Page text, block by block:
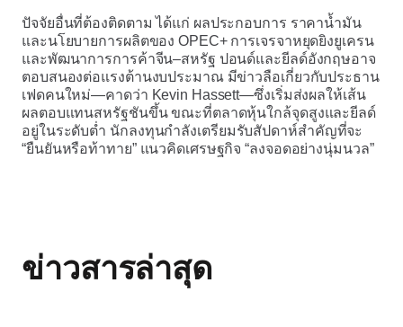
ปัจจัยอื่นที่ต้องติดตาม ได้แก่ ผลประกอบการ ราคาน้ำมัน
และนโยบายการผลิตของ OPEC+ การเจรจาหยุดยิงยูเครน
และพัฒนาการการค้าจีน–สหรัฐ ปอนด์และยีลด์อังกฤษอาจ
ตอบสนองต่อแรงต้านงบประมาณ มีข่าวลือเกี่ยวกับประธาน
เฟดคนใหม่—คาดว่า Kevin Hassett—ซึ่งเริ่มส่งผลให้เส้น
ผลตอบแทนสหรัฐชันขึ้น ขณะที่ตลาดหุ้นใกล้จุดสูงและยีลด์
อยู่ในระดับต่ำ นักลงทุนกำลังเตรียมรับสัปดาห์สำคัญที่จะ
“ยืนยันหรือท้าทาย” แนวคิดเศรษฐกิจ “ลงจอดอย่างนุ่มนวล”
ข่าวสารล่าสุด